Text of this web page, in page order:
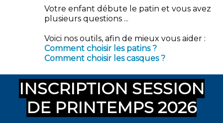
Votre enfant débute le patin et vous avez
plusieurs questions ...
Voici nos outils, afin de mieux vous aider :
Comment choisir les patins ?
Comment choisir les casques ?
INSCRIPTION SESSION
DE PRINTEMPS 2026